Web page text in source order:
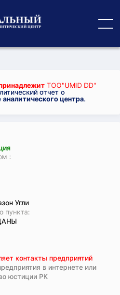
ТОО"UMID DD"
отчет о
аналитического центра.
:
Угли
пункта:
контакты предприятий
в интернете или
юстиции РК